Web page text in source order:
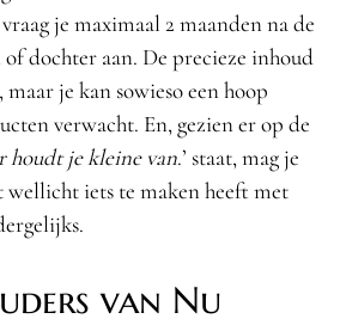
je maximaal 2 maanden na de
dochter aan. De precieze inhoud
je kan sowieso een hoop
verwacht. En, gezien er op de
houdt je kleine van.’ staat, mag je
wellicht iets te maken heeft met
van Nu